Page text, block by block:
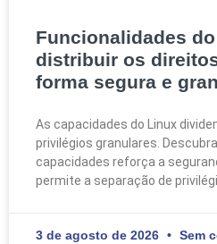
Funcionalidades
distribuir os
forma segura e
As capacidades do Linux
privilégios granulares.
capacidades reforça a
permite a separação de
3 de agosto de 2026 Sem